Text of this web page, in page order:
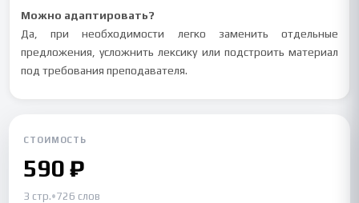
Можно адаптировать?
Да, при необходимости легко заменить отдельные
предложения, усложнить лексику или подстроить материал
под требования преподавателя.
СТОИМОСТЬ
590 ₽
3 стр.•726 слов